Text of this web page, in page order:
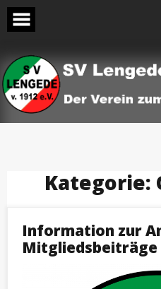
Skip
content
Kategorie:
Information zur
Mitgliedsbeiträge